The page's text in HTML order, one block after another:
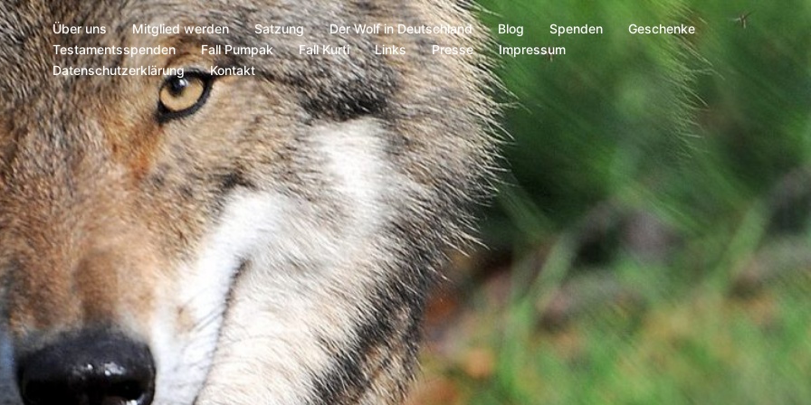
Über uns Mitglied werden Satzung Der Wolf in Deutschland Blog Spenden
Geschenke
Testamentsspenden
Fall Pumpak Fall Kurti Links Presse
Impressum
Datenschutzerklärung
Kontakt